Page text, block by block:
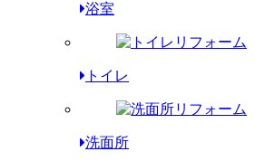
浴室
トイレ
洗面所